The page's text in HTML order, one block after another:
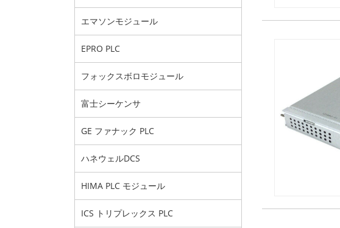
エマソンモジュール
EPRO PLC
フォックスボロモジュール
富士シーケンサ
GE ファナック PLC
ハネウェルDCS
HIMA PLC モジュール
ICS トリプレックス PLC